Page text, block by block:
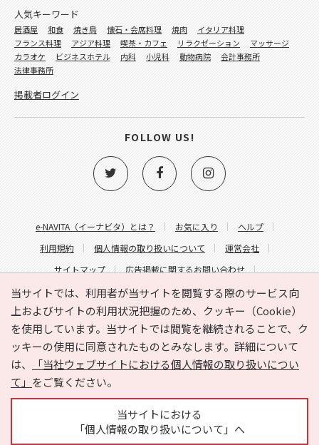
当サイトでは、利用者が当サイトを閲覧する際のサービス向
上およびサイトの利用状況把握のため、クッキー（Cookie）
を使用しています。当サイトでは閲覧を継続されることで、ク
ッキーの使用に同意されたものとみなします。詳細について
は、
「当社ウェブサイトにおける個人情報の取り扱いについ
て」 をご覧ください。
当サイトにおける
「個人情報の取り扱いについて」へ
e-NAVITA（イーナビタ）とは？ お気に入り
ヘルプ
利用規約
個人情報の取り扱いについて
運営会社
サイトマップ
広告掲載に関するお問い合わせ
サイトの内容に関するお問い合わせ
人気キーワード
居酒屋 和食 焼き鳥 懐石・会席料理 焼肉
イタリア料理
フランス料理
アジア料理 喫茶・カフェ リラクゼーション
マッサージ
カラオケ
ビジネスホテル 内科 小児科 動物病院
会計事務所
法律事務所
掲載者ログイン
FOLLOW US!
Copyright © HYOJITO.Co.,Ltd. All Rights Reserved.